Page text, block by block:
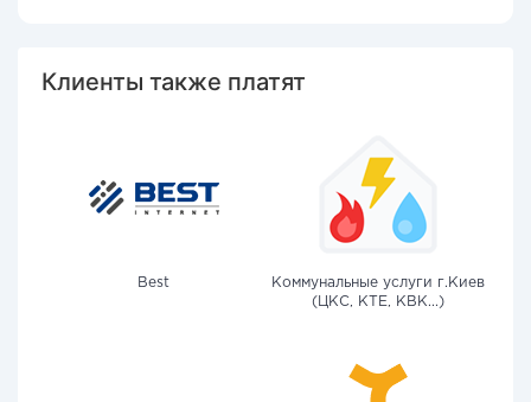
Клиенты также платят
Best
Коммунальные услуги г.Киев
(ЦКС, КТЕ, КВК...)